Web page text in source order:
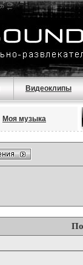
Видеоклипы
Моя музыка